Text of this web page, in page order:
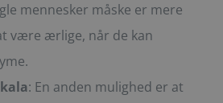
mennesker måske er mere
være ærlige, når de kan
: En anden mulighed er at